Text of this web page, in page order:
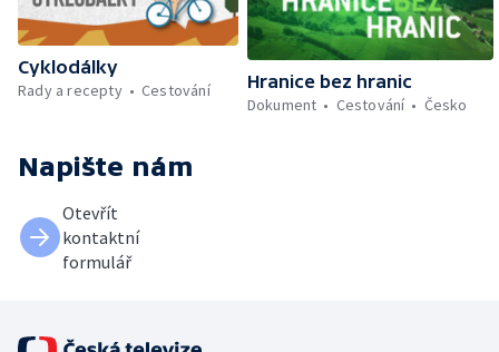
Cyklodálky
Rady a recepty
Cestování
Hranice bez hranic
Dokument
Cestování Česko
Napište nám
Otevřít
kontaktní
formulář